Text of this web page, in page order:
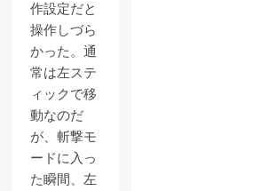
作設定だと
操作しづら
かった。通
常は左ステ
ィックで移
動なのだ
が、斬撃モ
ードに入っ
た瞬間、左